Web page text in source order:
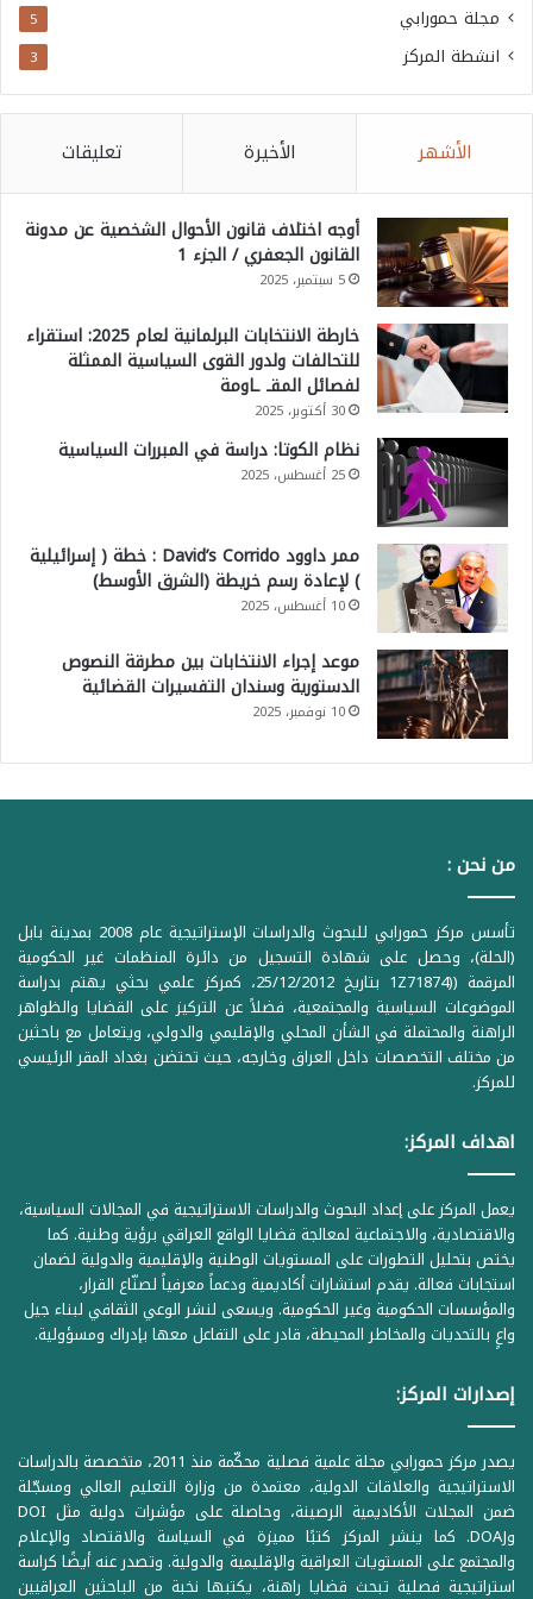
مجلة حمورابي 5
انشطة المركز 3
الأشهر الأخيرة تعليقات
أوجه اختلاف قانون الأحوال الشخصية عن مدونة
القانون الجعفري / الجزء 1
5 سبتمبر، 2025
خارطة الانتخابات البرلمانية لعام 2025: استقراء
للتحالفات ولدور القوى السياسية الممثلة
لفصائل المقـ ـاومة
30 أكتوبر، 2025
نظام الكوتا: دراسة في المبررات السياسية
25 أغسطس، 2025
ممر داوود David’s Corrido : خطة ( إسرائيلية
) لإعادة رسم خريطة (الشرق الأوسط)
10 أغسطس، 2025
موعد إجراء الانتخابات بين مطرقة النصوص
الدستورية وسندان التفسيرات القضائية
10 نوفمبر، 2025
من نحن :
تأسس مركز حمورابي للبحوث والدراسات الإستراتيجية عام 2008 بمدينة بابل
(الحلة)، وحصل على شهادة التسجيل من دائرة المنظمات غير الحكومية
المرقمة ((1Z71874 بتاريخ 25/12/2012، كمركز علمي بحثي يهتم بدراسة
الموضوعات السياسية والمجتمعية، فضلاً عن التركيز على القضايا والظواهر
الراهنة والمحتملة في الشأن المحلي والإقليمي والدولي، ويتعامل مع باحثين
من مختلف التخصصات داخل العراق وخارجه، حيث تحتضن بغداد المقر الرئيسي
للمركز.
اهداف المركز:
يعمل المركز على إعداد البحوث والدراسات الاستراتيجية في المجالات السياسية،
والاقتصادية، والاجتماعية لمعالجة قضايا الواقع العراقي برؤية وطنية. كما
يختص بتحليل التطورات على المستويات الوطنية والإقليمية والدولية لضمان
استجابات فعالة. يقدم استشارات أكاديمية ودعماً معرفياً لصنّاع القرار،
والمؤسسات الحكومية وغير الحكومية. ويسعى لنشر الوعي الثقافي لبناء جيل
واعٍ بالتحديات والمخاطر المحيطة، قادر على التفاعل معها بإدراك ومسؤولية.
إصدارات المركز:
يصدر مركز حمورابي مجلة علمية فصلية محكّمة منذ 2011، متخصصة بالدراسات
الاستراتيجية والعلاقات الدولية، معتمدة من وزارة التعليم العالي ومسجّلة
ضمن المجلات الأكاديمية الرصينة، وحاصلة على مؤشرات دولية مثل DOI
وDOAJ. كما ينشر المركز كتبًا مميزة في السياسة والاقتصاد والإعلام
والمجتمع على المستويات العراقية والإقليمية والدولية. وتصدر عنه أيضًا كراسة
استراتيجية فصلية تبحث قضايا راهنة، يكتبها نخبة من الباحثين العراقيين